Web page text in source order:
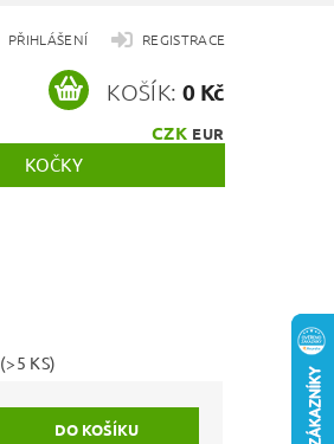
PŘIHLÁŠENÍ REGISTRACE
CZK EUR
KOŠÍK: 0 Kč
KOČKY
(>5 KS)